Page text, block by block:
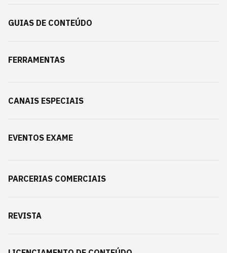
GUIAS DE CONTEÚDO
FERRAMENTAS
CANAIS ESPECIAIS
EVENTOS EXAME
PARCERIAS COMERCIAIS
REVISTA